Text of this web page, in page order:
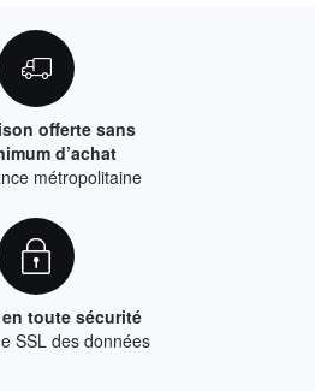
offerte sans
d’achat
métropolitaine
en toute sécurité
SSL des données